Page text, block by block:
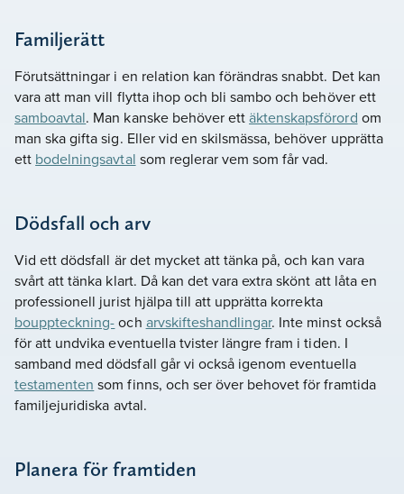
Familjerätt
Förutsättningar i en relation kan förändras snabbt. Det kan
vara att man vill flytta ihop och bli sambo och behöver ett
samboavtal. Man kanske behöver ettäktenskapsförord om
man ska gifta sig. Eller vid en skilsmässa, behöver upprätta
ett bodelningsavtal som reglerar vem som får vad.
Dödsfall och arv
Vid ett dödsfall är det mycket att tänka på, och kan vara
svårt att tänka klart. Då kan det vara extra skönt att låta en
professionell jurist hjälpa till att upprätta korrekta
bouppteckning-och arvskifteshandlingar. Inte minst också
för att undvika eventuella tvister längre fram i tiden. I
samband med dödsfall går vi också igenom eventuella
testamenten som finns, och ser över behovet för framtida
familjejuridiska avtal.
Planera för framtiden